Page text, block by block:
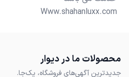
Www.shahanluxx.com
محصولات ما در دیوار
جدیدترین آگهی‌های فروشگاه، یک‌جا.